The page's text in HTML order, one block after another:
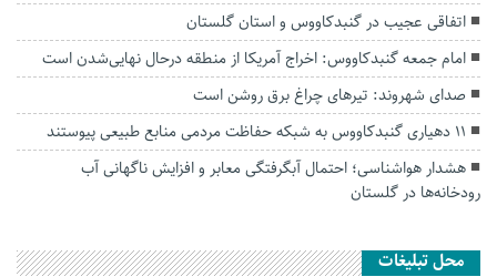
اتفاقی عجیب در‌ گنبدکاووس و استان گلستان
امام جمعه گنبدکاووس: اخراج آمریکا از منطقه درحال نهایی‌شدن است
صدای شهروند: تیرهای چراغ برق روشن است
۱۱ دهیاری گنبدکاووس به شبکه حفاظت مردمی منابع طبیعی پیوستند
هشدار هواشناسی؛ احتمال آبگرفتگی معابر و افزایش ناگهانی آب
رودخانه‌ها در گلستان
محل تبلیغات